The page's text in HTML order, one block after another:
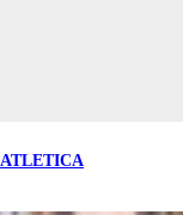
ATLETICA